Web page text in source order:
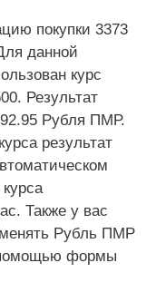
покупки 3373
данной
курс
Результат
Рубля ПМР.
результат
Также у вас
Рубль ПМР
формы